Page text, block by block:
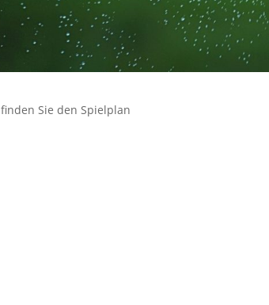
finden Sie den Spielplan